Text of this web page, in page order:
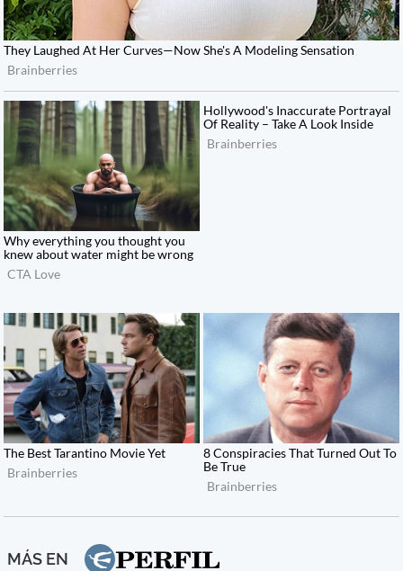
MÁS EN